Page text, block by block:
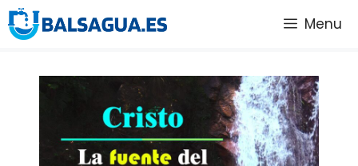
Saltar
al
Menu